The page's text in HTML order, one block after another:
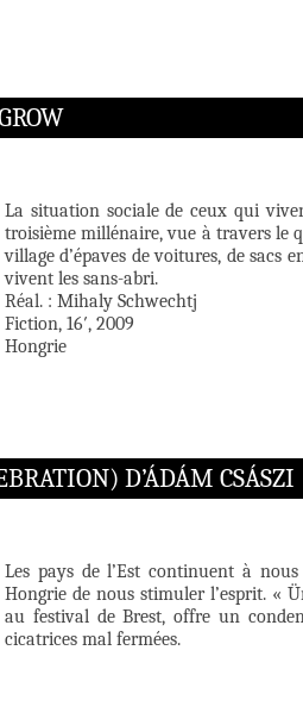
La situation sociale de ceux qui
troisième millénaire, vue à travers le
village d’épaves de voitures, de sacs
vivent les sans-abri.
Réal. : Mihaly Schwechtj
Fiction, 16′, 2009
Hongrie
D’ÁDÁM CSÁSZI
Les pays de l’Est continuent à
Hongrie de nous stimuler l’esprit. «
au festival de Brest, offre un
cicatrices mal fermées.